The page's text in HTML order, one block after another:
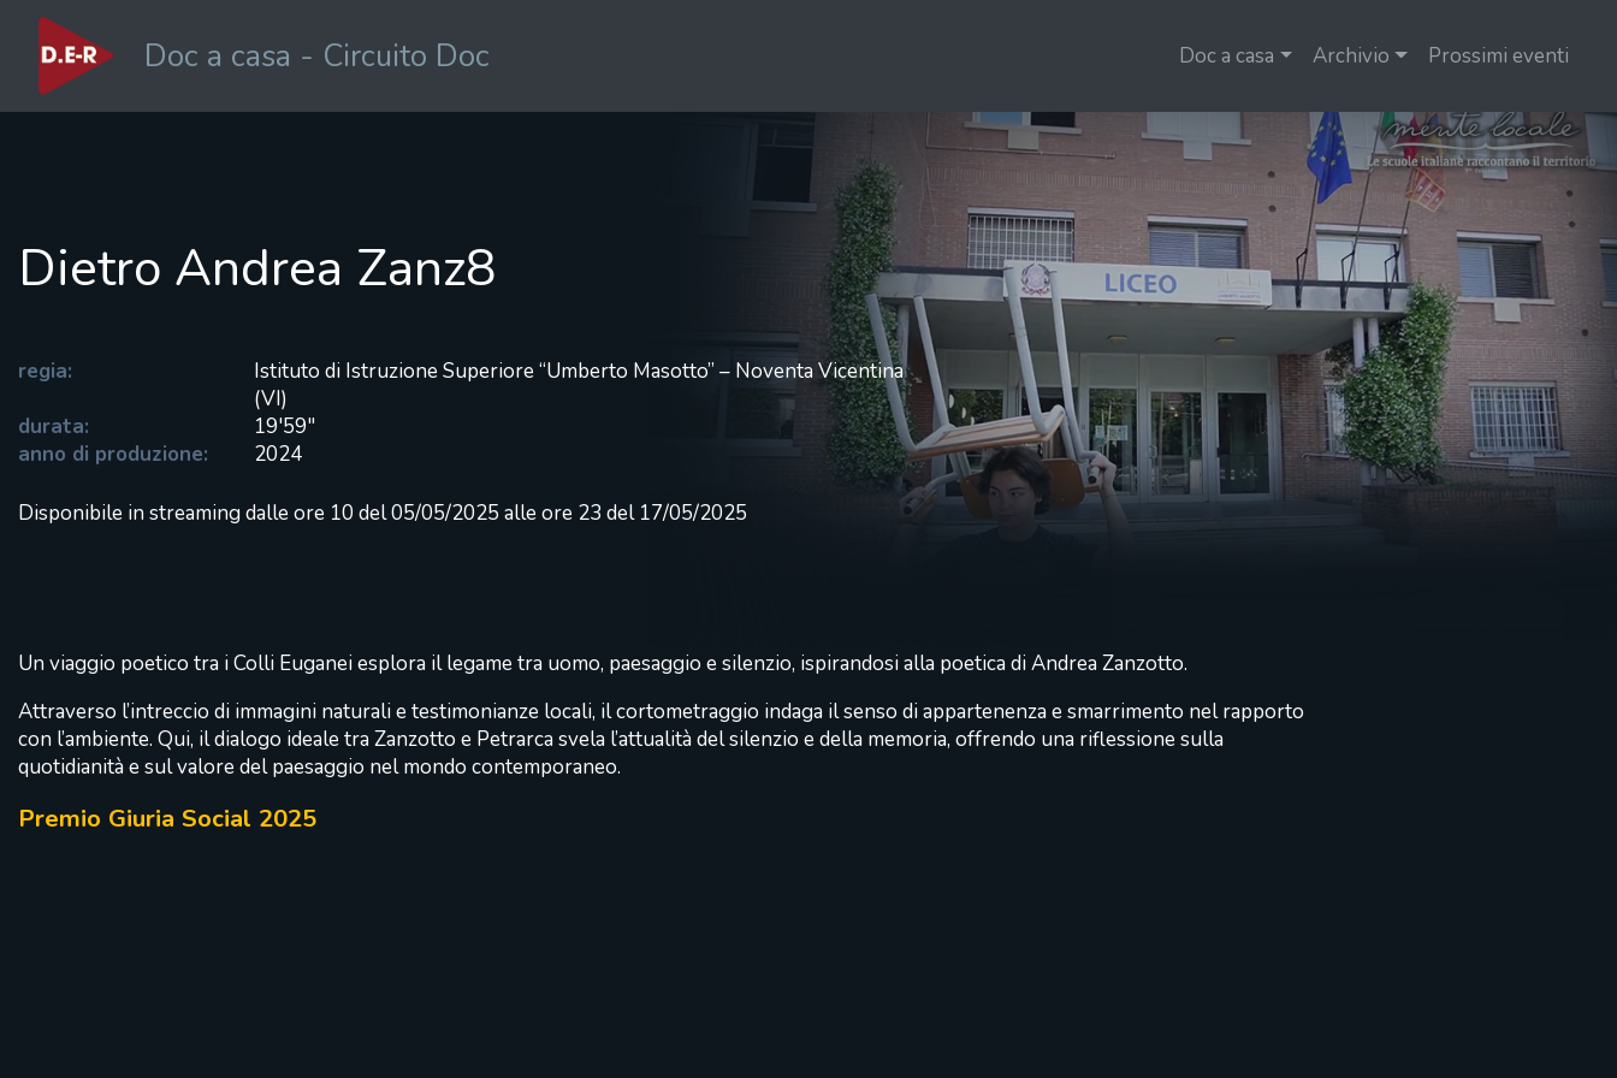
Doc a casa - Circuito Doc Doc a casa Archivio Prossimi eventi
Dietro Andrea Zanz8
regia:
Istituto di Istruzione Superiore “Umberto Masotto” – Noventa Vicentina
(VI)
durata:
19'59"
anno di produzione:
2024
Disponibile in streaming dalle ore 10 del 05/05/2025 alle ore 23 del 17/05/2025
Un viaggio poetico tra i Colli Euganei esplora il legame tra uomo, paesaggio e silenzio, ispirandosi alla poetica di Andrea Zanzotto.
Attraverso l’intreccio di immagini naturali e testimonianze locali, il cortometraggio indaga il senso di appartenenza e smarrimento nel rapporto
con l’ambiente. Qui, il dialogo ideale tra Zanzotto e Petrarca svela l’attualità del silenzio e della memoria, offrendo una riflessione sulla
quotidianità e sul valore del paesaggio nel mondo contemporaneo.
Premio Giuria Social 2025